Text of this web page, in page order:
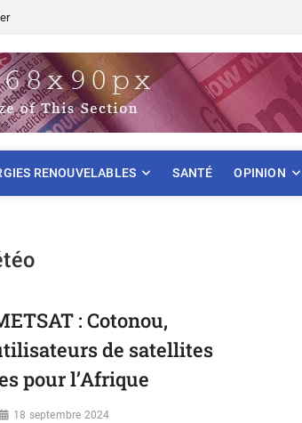
RENOUVELABLES SANTÉ OPINION
: Cotonou,
de satellites
pour l’Afrique
18 septembre 2024